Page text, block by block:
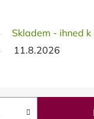
Skladem - ihned
11.8.2026